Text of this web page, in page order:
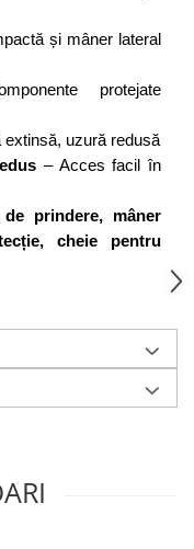
și mâner lateral
protejate
extinsă, uzură redusă
– Acces facil în
de prindere, mâner
cheie pentru